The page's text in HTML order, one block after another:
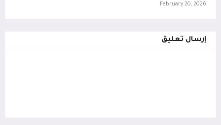
February 20, 2026
إرسال تعليق